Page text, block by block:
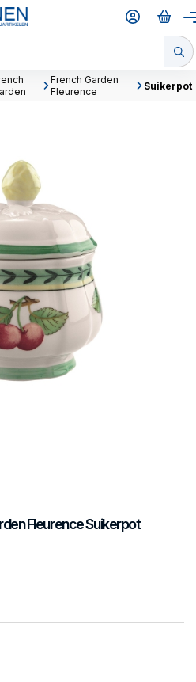
French Garden
Fleurence
Suikerpot
FleurenceSuikerpot